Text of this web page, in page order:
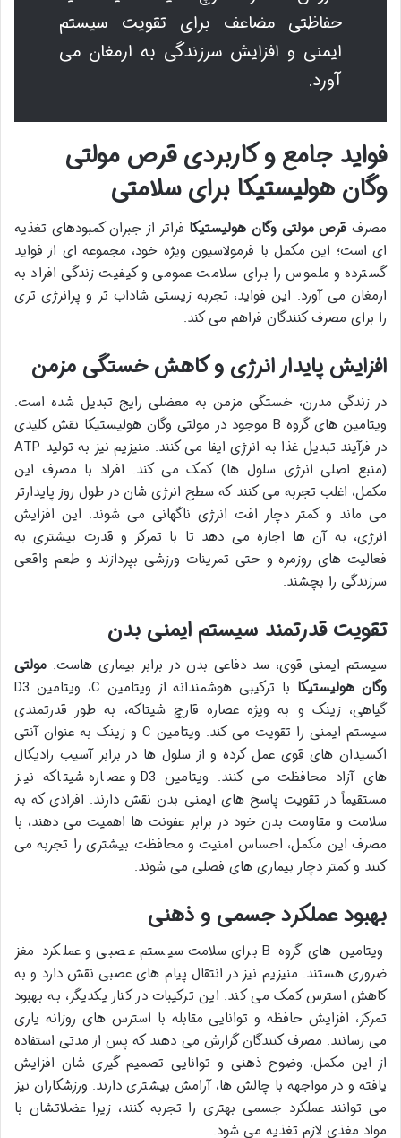
حفاظتی مضاعف برای تقویت سیستم
ایمنی و افزایش سرزندگی به ارمغان می
آورد.
فواید جامع و کاربردی قرص مولتی
وگان هولیستیکا برای سلامتی
مصرف قرص مولتی وگان هولیستیکا فراتر از جبران کمبودهای تغذیه
ای است؛ این مکمل با فرمولاسیون ویژه خود، مجموعه ای از فواید
گسترده و ملموس را برای سلامت عمومی و کیفیت زندگی افراد به
ارمغان می آورد. این فواید، تجربه زیستی شاداب تر و پرانرژی تری
را برای مصرف کنندگان فراهم می کند.
افزایش پایدار انرژی و کاهش خستگی مزمن
در زندگی مدرن، خستگی مزمن به معضلی رایج تبدیل شده است.
ویتامین های گروه B موجود در مولتی وگان هولیستیکا نقش کلیدی
در فرآیند تبدیل غذا به انرژی ایفا می کنند. منیزیم نیز به تولید ATP
(منبع اصلی انرژی سلول ها) کمک می کند. افراد با مصرف این
مکمل، اغلب تجربه می کنند که سطح انرژی شان در طول روز پایدارتر
می ماند و کمتر دچار افت انرژی ناگهانی می شوند. این افزایش
انرژی، به آن ها اجازه می دهد تا با تمرکز و قدرت بیشتری به
فعالیت های روزمره و حتی تمرینات ورزشی بپردازند و طعم واقعی
سرزندگی را بچشند.
تقویت قدرتمند سیستم ایمنی بدن
سیستم ایمنی قوی، سد دفاعی بدن در برابر بیماری هاست. مولتی
وگان هولیستیکا
با ترکیبی هوشمندانه از ویتامین C، ویتامین D3
گیاهی، زینک و به ویژه عصاره قارچ شیتاکه، به طور قدرتمندی
سیستم ایمنی را تقویت می کند. ویتامین C و زینک به عنوان آنتی
اکسیدان های قوی عمل کرده و از سلول ها در برابر آسیب رادیکال
های آزاد محافظت می کنند. ویتامین D3 و عصاره شیتاکه نیز
مستقیماً در تقویت پاسخ های ایمنی بدن نقش دارند. افرادی که به
سلامت و مقاومت بدن خود در برابر عفونت ها اهمیت می دهند، با
مصرف این مکمل، احساس امنیت و محافظت بیشتری را تجربه می
کنند و کمتر دچار بیماری های فصلی می شوند.
بهبود عملکرد جسمی و ذهنی
ویتامین های گروه B برای سلامت سیستم عصبی و عملکرد مغز
ضروری هستند. منیزیم نیز در انتقال پیام های عصبی نقش دارد و به
کاهش استرس کمک می کند. این ترکیبات در کنار یکدیگر، به بهبود
تمرکز، افزایش حافظه و توانایی مقابله با استرس های روزانه یاری
می رسانند. مصرف کنندگان گزارش می دهند که پس از مدتی استفاده
از این مکمل، وضوح ذهنی و توانایی تصمیم گیری شان افزایش
یافته و در مواجهه با چالش ها، آرامش بیشتری دارند. ورزشکاران نیز
می توانند عملکرد جسمی بهتری را تجربه کنند، زیرا عضلاتشان با
مواد مغذی لازم تغذیه می شود.